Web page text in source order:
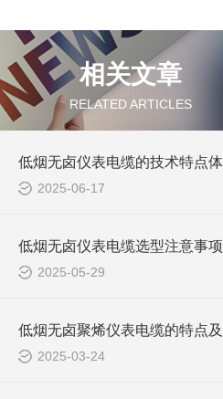
相关文章
RELATED ARTICLES
2025-06-17
低烟无卤仪表电缆选型注意事项
2025-05-29
2025-03-24